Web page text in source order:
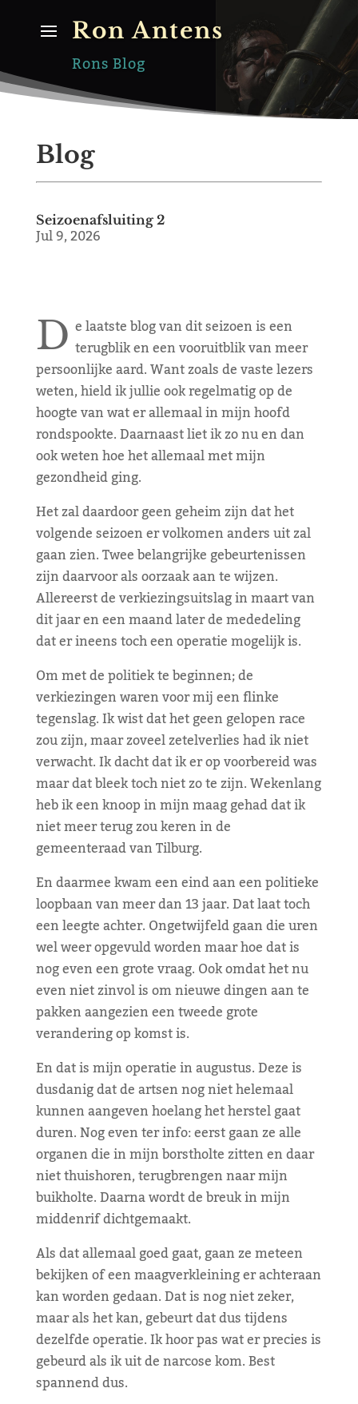
Ron Antens
Rons Blog
Blog
Seizoenafsluiting 2
Jul 9, 2026
D e laatste blog van dit seizoen is een
terugblik en een vooruitblik van meer
persoonlijke aard. Want zoals de vaste lezers
weten, hield ik jullie ook regelmatig op de
hoogte van wat er allemaal in mijn hoofd
rondspookte. Daarnaast liet ik zo nu en dan
ook weten hoe het allemaal met mijn
gezondheid ging.
Het zal daardoor geen geheim zijn dat het
volgende seizoen er volkomen anders uit zal
gaan zien. Twee belangrijke gebeurtenissen
zijn daarvoor als oorzaak aan te wijzen.
Allereerst de verkiezingsuitslag in maart van
dit jaar en een maand later de mededeling
dat er ineens toch een operatie mogelijk is.
Om met de politiek te beginnen; de
verkiezingen waren voor mij een flinke
tegenslag. Ik wist dat het geen gelopen race
zou zijn, maar zoveel zetelverlies had ik niet
verwacht. Ik dacht dat ik er op voorbereid was
maar dat bleek toch niet zo te zijn. Wekenlang
heb ik een knoop in mijn maag gehad dat ik
niet meer terug zou keren in de
gemeenteraad van Tilburg.
En daarmee kwam een eind aan een politieke
loopbaan van meer dan 13 jaar. Dat laat toch
een leegte achter. Ongetwijfeld gaan die uren
wel weer opgevuld worden maar hoe dat is
nog even een grote vraag. Ook omdat het nu
even niet zinvol is om nieuwe dingen aan te
pakken aangezien een tweede grote
verandering op komst is.
En dat is mijn operatie in augustus. Deze is
dusdanig dat de artsen nog niet helemaal
kunnen aangeven hoelang het herstel gaat
duren. Nog even ter info: eerst gaan ze alle
organen die in mijn borstholte zitten en daar
niet thuishoren, terugbrengen naar mijn
buikholte. Daarna wordt de breuk in mijn
middenrif dichtgemaakt.
Als dat allemaal goed gaat, gaan ze meteen
bekijken of een maagverkleining er achteraan
kan worden gedaan. Dat is nog niet zeker,
maar als het kan, gebeurt dat dus tijdens
dezelfde operatie. Ik hoor pas wat er precies is
gebeurd als ik uit de narcose kom. Best
spannend dus.